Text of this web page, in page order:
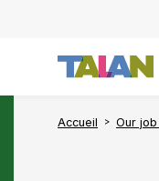
Accueil Our